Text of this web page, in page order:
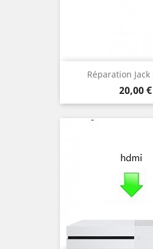
Réparation
Prix
20,00 €